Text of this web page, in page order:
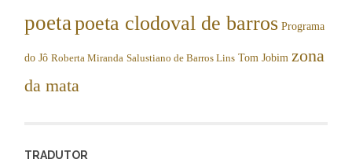
poeta poeta clodoval de barros Programa
do Jô Roberta Miranda Salustiano de Barros Lins Tom Jobim zona
da mata
TRADUTOR